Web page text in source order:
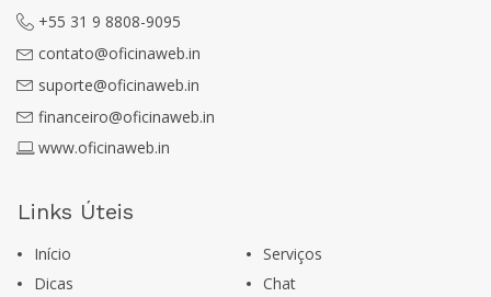
+55 31 9 8808-9095
contato@oficinaweb.in
suporte@oficinaweb.in
financeiro@oficinaweb.in
www.oficinaweb.in
Links Úteis
Início
Serviços
Dicas
Chat